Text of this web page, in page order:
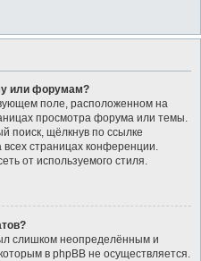
или форумам?
поле, расположенном на
просмотра форума или темы.
поиск, щёлкнув по ссылке
страницах конференции.
от используемого стиля.
слишком неопределённым и
в phpBB не осуществляется.